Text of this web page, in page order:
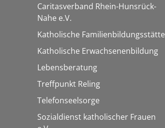
Caritasverband Rhein-Hunsrück-
Nahe e.V.
Katholische Familienbildungsstätte
Katholische Erwachsenenbildung
Lebensberatung
Treffpunkt Reling
Telefonseelsorge
Sozialdienst katholischer Frauen